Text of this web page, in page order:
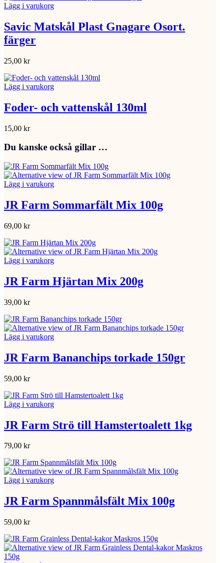
Lägg i varukorg
Savic Matskål Plast Gnagare Osort.
färger
25,00 kr
Lägg i varukorg
Foder- och vattenskål 130ml
15,00 kr
Du kanske också gillar …
Lägg i varukorg
JR Farm Sommarfält Mix 100g
69,00 kr
Lägg i varukorg
JR Farm Hjärtan Mix 200g
39,00 kr
Lägg i varukorg
JR Farm Bananchips torkade 150gr
59,00 kr
Lägg i varukorg
JR Farm Strö till Hamstertoalett 1kg
79,00 kr
Lägg i varukorg
JR Farm Spannmålsfält Mix 100g
59,00 kr